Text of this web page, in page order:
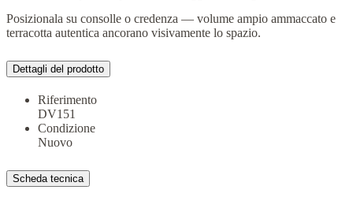
Posizionala su consolle o credenza — volume ampio ammaccato e
terracotta autentica ancorano visivamente lo spazio.
Dettagli del prodotto
Riferimento
DV151
Condizione
Nuovo
Scheda tecnica